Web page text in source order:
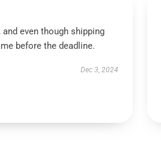
even though shipping
before the deadline.
Dec 3, 2024